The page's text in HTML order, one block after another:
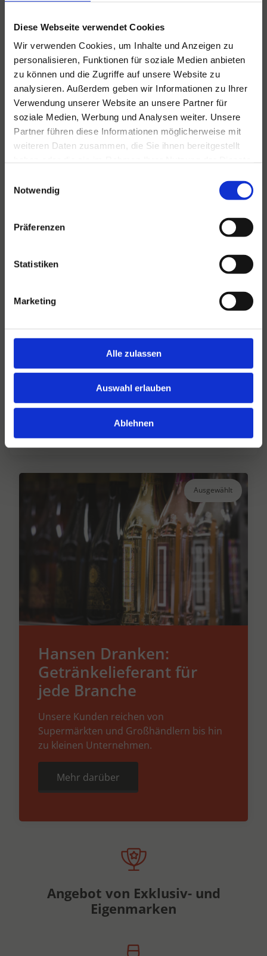
Diese Webseite verwendet Cookies
Wir verwenden Cookies, um Inhalte und Anzeigen zu
personalisieren, Funktionen für soziale Medien anbieten
zu können und die Zugriffe auf unsere Website zu
analysieren. Außerdem geben wir Informationen zu Ihrer
Verwendung unserer Website an unsere Partner für
soziale Medien, Werbung und Analysen weiter. Unsere
Partner führen diese Informationen möglicherweise mit
weiteren Daten zusammen, die Sie ihnen bereitgestellt
Notwendig
Präferenzen
Statistiken
Marketing
Alle zulassen
Auswahl erlauben
Ablehnen
Für alle Ihre Veranstaltungen
und Feste
Hansen Events ist Ihr Partner für
Veranstaltungen von groß bis klein.
Lesen Sie mehr
Hansen Dranken seit 1947
Ihr großer unabhängiger Getränkegroßhändler
seit über 75 Jahren.
Ausgewählt
Hansen Dranken:
Getränkelieferant für
jede Branche
Unsere Kunden reichen von
Supermärkten und Großhändlern bis hin
zu kleinen Unternehmen.
Mehr darüber
Angebot von Exklusiv- und
Eigenmarken